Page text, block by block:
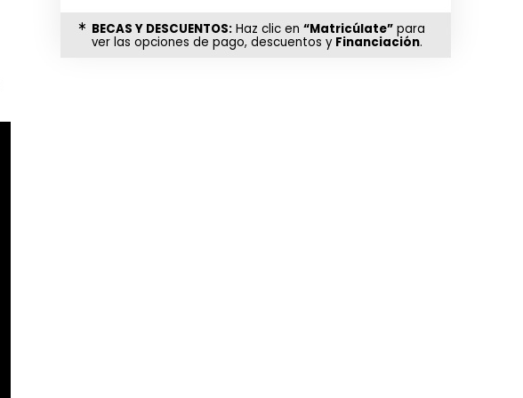
BECAS Y DESCUENTOS:Haz clic en “Matricúlate”para
ver las opciones de pago, descuentos y Financiación.